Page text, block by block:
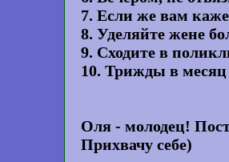
7. Если же вам
8. Уделяйте жене
9. Сходите в
10. Трижды в месяц
Оля - молодец!
Прихвачу себе)